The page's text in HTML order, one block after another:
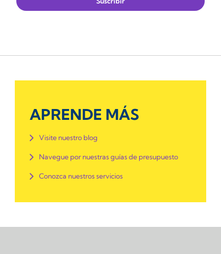
APRENDE MÁS
Visite nuestro blog
Navegue por nuestras guías de presupuesto
Conozca nuestros servicios